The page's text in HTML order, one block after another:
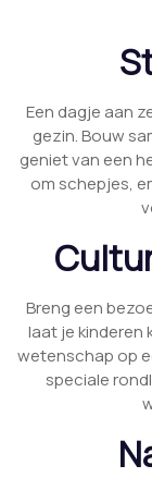
Een dagje aan
gezin. Bouw
geniet van een
om schepjes,
Breng een
laat je kinderen
wetenschap op
speciale